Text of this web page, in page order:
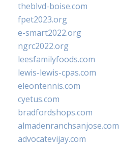
theblvd-boise.com
fpet2023.org
e-smart2022.org
ngrc2022.org
leesfamilyfoods.com
lewis-lewis-cpas.com
eleontennis.com
cyetus.com
bradfordshops.com
almadenranchsanjose.com
advocatevijay.com